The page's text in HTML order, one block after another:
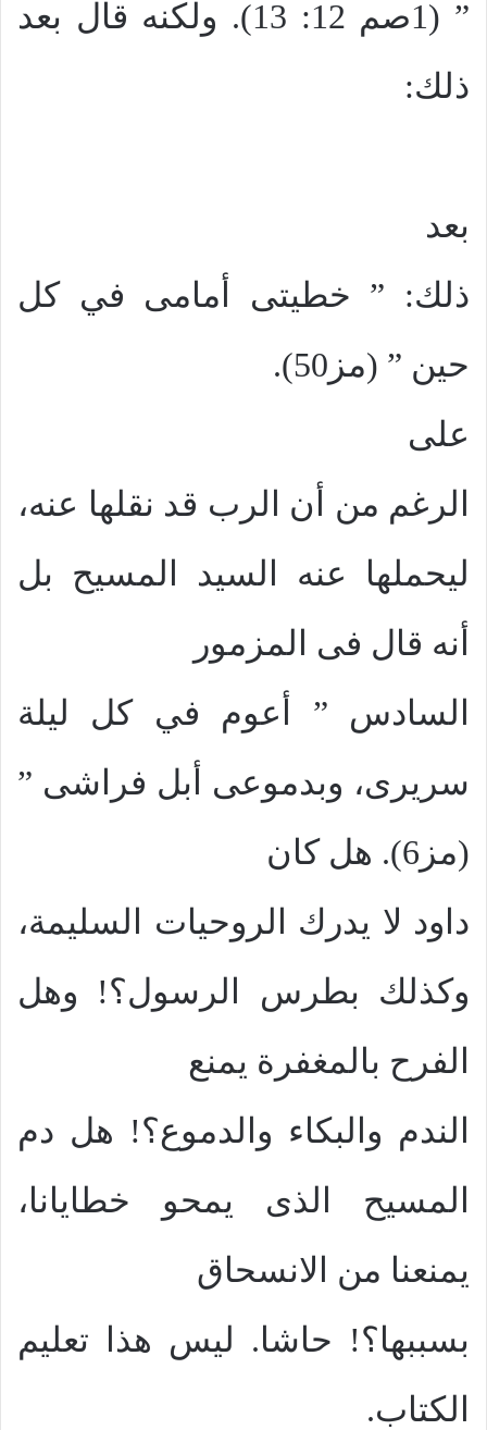
” (1صم 12: 13). ولكنه قال بعد
ذلك:
بعد
ذلك: ” خطيتى أمامى في كل
حين ” (مز50).
على
الرغم من أن الرب قد نقلها عنه،
ليحملها عنه السيد المسيح بل
أنه قال فى المزمور
السادس ” أعوم في كل ليلة
سريرى، وبدموعى أبل فراشى ”
(مز6). هل كان
داود لا يدرك الروحيات السليمة،
وكذلك بطرس الرسول؟! وهل
الفرح بالمغفرة يمنع
الندم والبكاء والدموع؟! هل دم
المسيح الذى يمحو خطايانا،
يمنعنا من الانسحاق
بسببها؟! حاشا. ليس هذا تعليم
الكتاب.